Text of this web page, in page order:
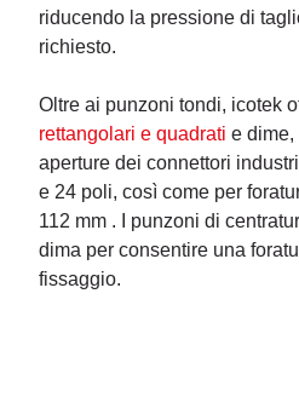
riducendo la pressione di
richiesto.
Oltre ai punzoni tondi, icotek
rettangolari e quadrati e dime,
aperture dei connettori
e 24 poli, così come per
112 mm . I punzoni di
dima per consentire una
fissaggio.